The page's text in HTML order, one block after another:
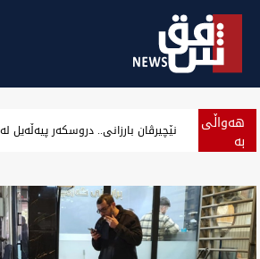
هەواڵی
بە سەرۆک هەرێم کوردستان دووپات